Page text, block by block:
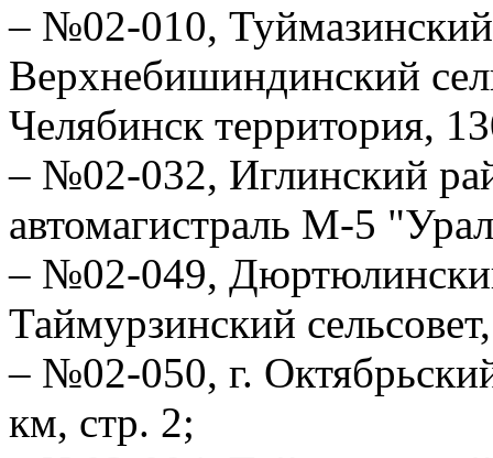
– №02-010, Туймазинский
Верхнебишиндинский
Челябинск территория,
– №02-032, Иглинский
автомагистраль М-5
– №02-049,
Таймурзинский
– №02-050, г.
км, стр. 2;